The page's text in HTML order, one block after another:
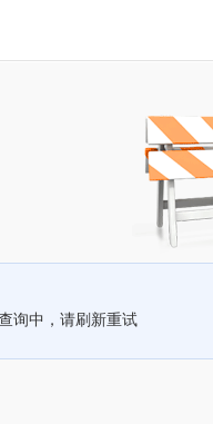
询中，请刷新重试